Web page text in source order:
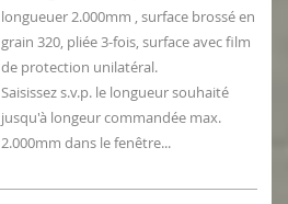
longueuer 2.000mm , surface brossé en
grain 320, pliée 3-fois, surface avec film
de protection unilatéral.
Saisissez s.v.p. le longueur souhaité
jusqu'à longeur commandée max.
2.000mm dans le fenêtre...